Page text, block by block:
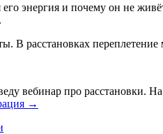
энергия и почему он не
В расстановках переплетение
вебинар про расстановки.
→